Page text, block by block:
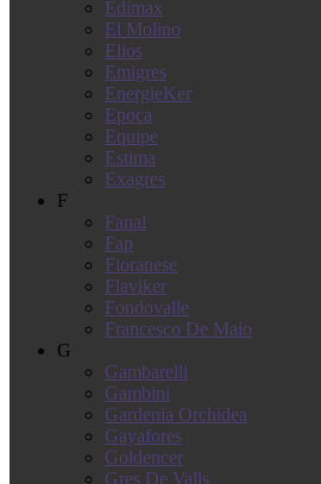
Edimax
El Molino
Elios
Emigres
EnergieKer
Epoca
Equipe
Estima
Exagres
F
Fanal
Fap
Fioranese
Flaviker
Fondovalle
Francesco De Maio
G
Gambarelli
Gambini
Gardenia Orchidea
Gayafores
Goldencer
Gres De Valls